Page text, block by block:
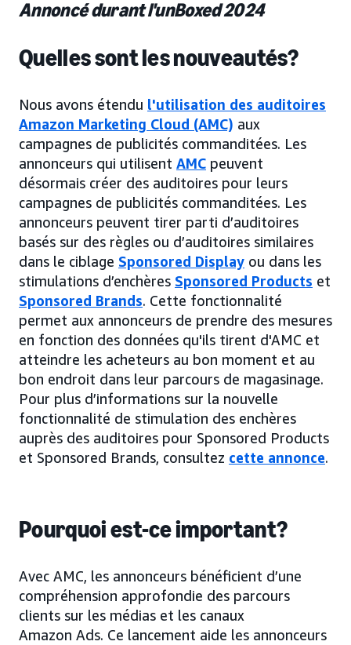
Annoncé durant l'unBoxed 2024
Quelles sont les nouveautés?
Nous avons étendu l'utilisation des auditoires
Amazon Marketing Cloud (AMC) aux
campagnes de publicités commanditées. Les
annonceurs qui utilisent AMC peuvent
désormais créer des auditoires pour leurs
campagnes de publicités commanditées. Les
annonceurs peuvent tirer parti d’auditoires
basés sur des règles ou d’auditoires similaires
dans le ciblage Sponsored Display ou dans les
stimulations d’enchères Sponsored Products et
Sponsored Brands. Cette fonctionnalité
permet aux annonceurs de prendre des mesures
en fonction des données qu'ils tirent d'AMC et
atteindre les acheteurs au bon moment et au
bon endroit dans leur parcours de magasinage.
Pour plus d’informations sur la nouvelle
fonctionnalité de stimulation des enchères
auprès des auditoires pour Sponsored Products
et Sponsored Brands, consultez cette annonce.
Pourquoi est-ce important?
Avec AMC, les annonceurs bénéficient d’une
compréhension approfondie des parcours
clients sur les médias et les canaux
Amazon Ads. Ce lancement aide les annonceurs